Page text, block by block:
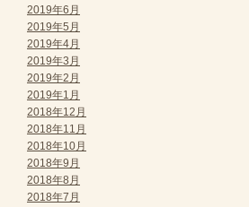
2019年6月
2019年5月
2019年4月
2019年3月
2019年2月
2019年1月
2018年12月
2018年11月
2018年10月
2018年9月
2018年8月
2018年7月